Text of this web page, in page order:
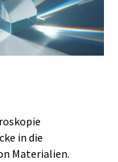
in die
Materialien.